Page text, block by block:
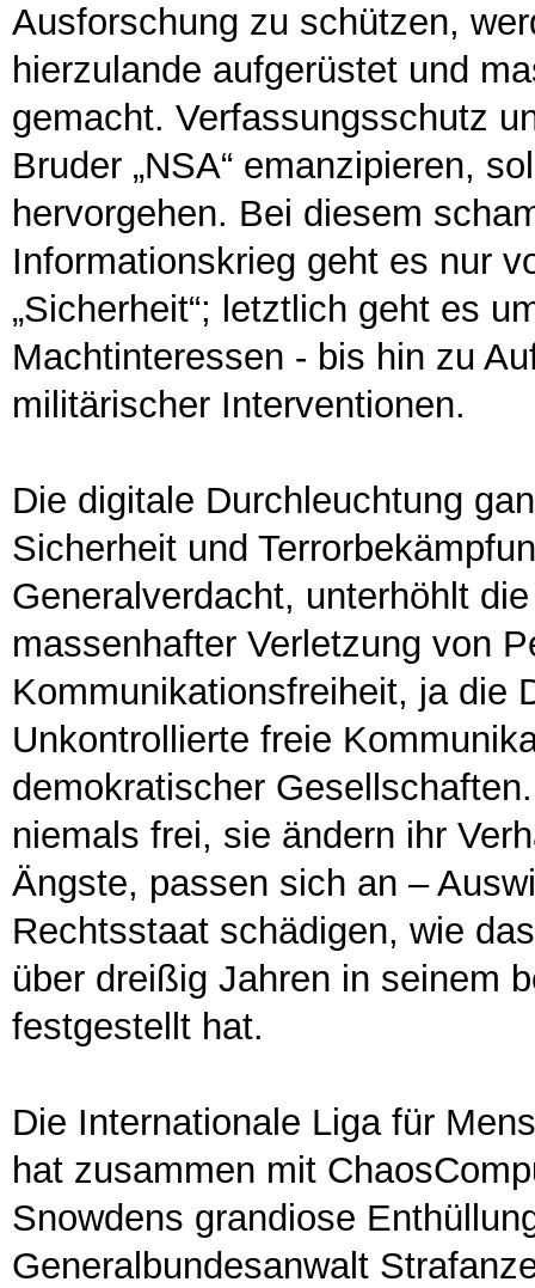
Ausforschung zu schützen,
hierzulande aufgerüstet und
gemacht. Verfassungsschutz
Bruder „NSA“ emanzipieren,
hervorgehen. Bei diesem
Informationskrieg geht es nur
„Sicherheit“; letztlich geht es
Machtinteressen - bis hin zu
militärischer Interventionen.
Die digitale Durchleuchtung
Sicherheit und
Generalverdacht, unterhöhlt
massenhafter Verletzung von
Kommunikationsfreiheit, ja die
Unkontrollierte freie
demokratischer
niemals frei, sie ändern ihr
Ängste, passen sich an –
Rechtsstaat schädigen, wie
über dreißig Jahren in seinem
festgestellt hat.
Die Internationale Liga für
hat zusammen mit
Snowdens grandiose
Generalbundesanwalt